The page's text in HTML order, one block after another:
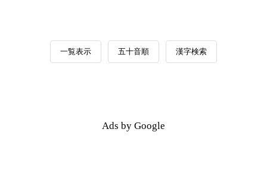
一覧表示 五十音順 漢字検索
Ads by Google